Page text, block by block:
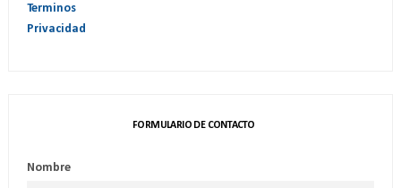
Terminos
Privacidad
FORMULARIO DE CONTACTO
Nombre